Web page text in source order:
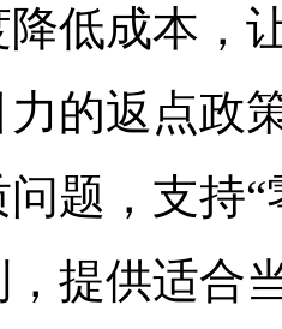
低成本，
的返点政
题，支持“
提供适合